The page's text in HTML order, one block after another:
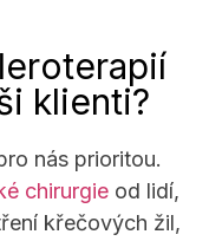
klienti?
nás prioritou.
chirurgie od lidí,
křečových žil,